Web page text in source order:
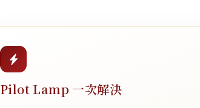
Pilot Lamp 一次解決